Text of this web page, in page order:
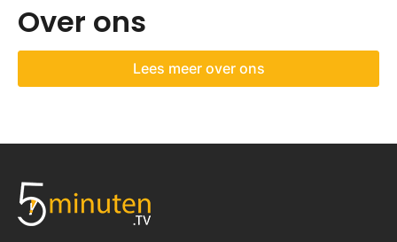
Over ons
Lees meer over ons